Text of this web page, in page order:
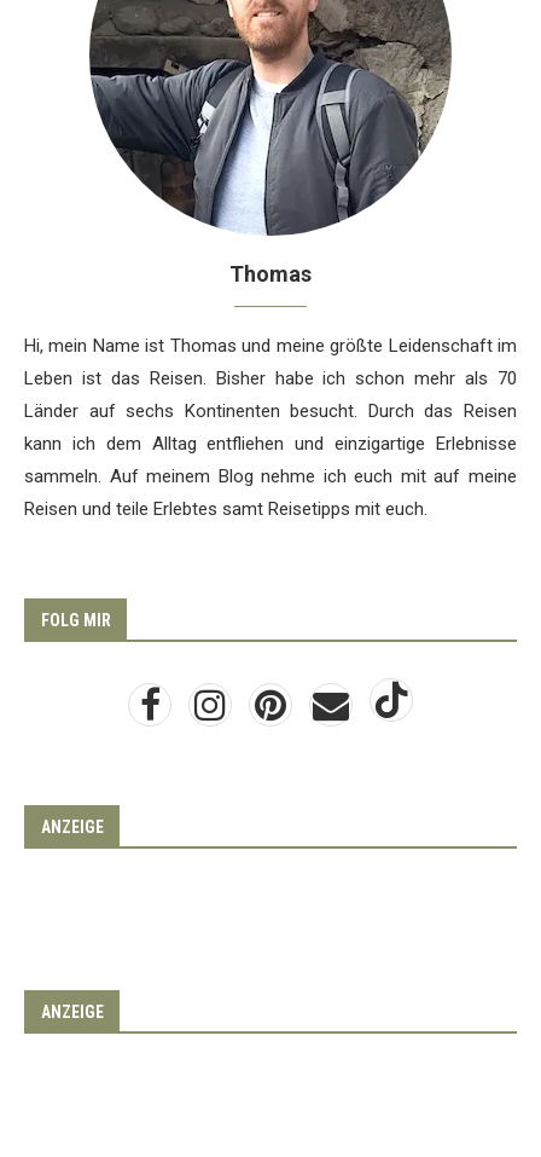
Thomas
Hi, mein Name ist Thomas und meine größte Leidenschaft im
Leben ist das Reisen. Bisher habe ich schon mehr als 70
Länder auf sechs Kontinenten besucht. Durch das Reisen
kann ich dem Alltag entfliehen und einzigartige Erlebnisse
sammeln. Auf meinem Blog nehme ich euch mit auf meine
Reisen und teile Erlebtes samt Reisetipps mit euch.
FOLG MIR
ANZEIGE
ANZEIGE